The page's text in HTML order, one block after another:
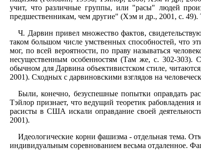
учит, что различные группы, или "расы" людей
предшественникам, чем другие" (Хэм и др., 2001, с.
Ч. Дарвин привел множество фактов,
таком большом числе умственных способностей, что
мог, по всей вероятности, по праву называться
несущественным особенностям (Там же, с. 302-303).
обычном для Дарвина объективистском стиле,
2001). Сходных с дарвиновскими взглядов на
Были, конечно, безуспешные попытки оправдать
Тэйлор признает, что ведущий теоретик
расисты в США искали оправдание своей
2001).
Идеологические корни фашизма - отдельная тема.
индивидуальным соревнованием весьма отдаленное.